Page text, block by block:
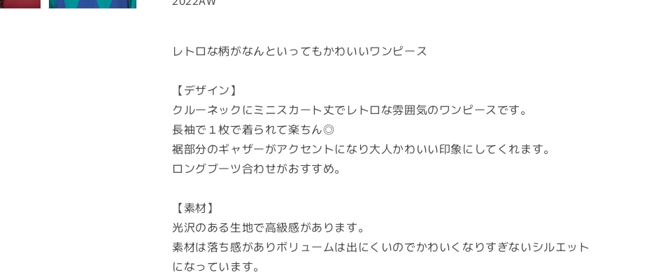
レトロな柄がなんといってもかわいいワンピース
【デザイン】
クルーネックにミニスカート丈でレトロな雰囲気のワンピースです。
長袖で１枚で着られて楽ちん◎
裾部分のギャザーがアクセントになり大人かわいい印象にしてくれます。
ロングブーツ合わせがおすすめ。
【素材】
光沢のある生地で高級感があります。
素材は落ち感がありボリュームは出にくいのでかわいくなりすぎないシルエット
になっています。